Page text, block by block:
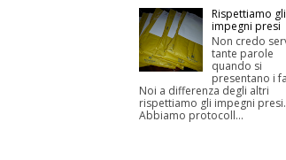
Rispettiamo gli
impegni presi
Non credo
tante parole
quando si
presentano i
Noi a differenza degli altri
rispettiamo gli impegni presi.
Abbiamo protocoll...